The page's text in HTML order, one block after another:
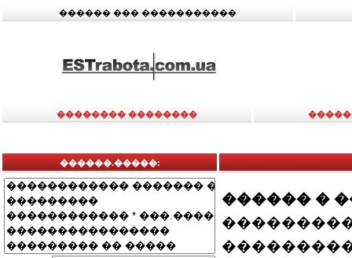
������ ��� �����������
�������� ��������
������.�����:
������ �